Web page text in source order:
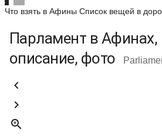
Что взять в Афины Список вещей в
Парламент в Афинах,
описание, фото


